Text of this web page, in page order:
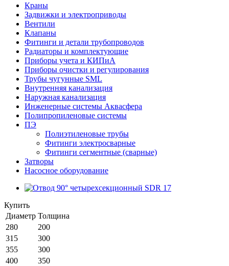
Краны
Задвижки и электроприводы
Вентили
Клапаны
Фитинги и детали трубопроводов
Радиаторы и комплектующие
Приборы учета и КИПиА
Приборы очистки и регулирования
Трубы чугунные SML
Внутренняя канализация
Наружная канализация
Инженерные системы Аквасфера
Полипропиленовые системы
ПЭ
Полиэтиленовые трубы
Фитинги электросварные
Фитинги сегментные (сварные)
Затворы
Насосное оборудование
Купить
Диаметр Толщина
280
200
315
300
355
300
400
350